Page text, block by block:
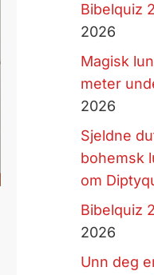
Bibelquiz
2026
Magisk
meter
2026
Sjeldne
bohemsk
om
Bibelquiz
2026
Unn deg